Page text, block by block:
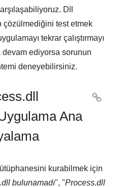
Dll
çözülmediğini test etmek
tekrar çalıştırmayı
ediyorsa sorunun
deneyebilirsiniz.
Ana

kurabilmek için
bulunamadı", "Process.dll